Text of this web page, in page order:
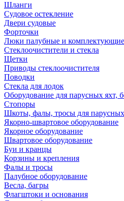
Шланги
Судовое остекление
Двери судовые
Форточки
Люки палубные и комплектующие
Стеклоочистители и стекла
Щетки
Приводы стеклоочистителя
Поводки
Стекла для лодок
Оборудование для парусных яхт,
Стопоры
Шкоты, фалы, тросы для
Якорно-швартовое оборудование
Якорное оборудование
Швартовое оборудование
Буи и кранцы
Корзины и крепления
Фалы и тросы
Палубное оборудование
Весла, багры
Флагштоки и основания